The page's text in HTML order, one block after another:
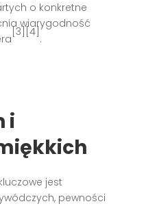
o konkretne
wiarygodność
[3][4]
.
i
jest
pewności